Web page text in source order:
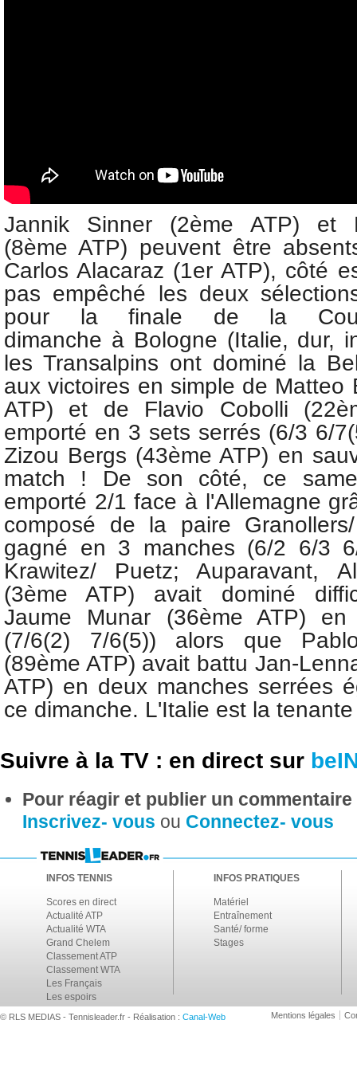
Jannik Sinner (2ème ATP) et
(8ème ATP) peuvent être
Carlos Alacaraz (1er ATP), côté
pas empêché les deux
pour la finale de la
dimanche à Bologne (Italie, dur,
les Transalpins ont dominé la
aux victoires en simple de Matteo
ATP) et de Flavio Cobolli
emporté en 3 sets serrés (6/3 6/
Zizou Bergs (43ème ATP) en
match ! De son côté, ce
emporté 2/1 face à l'Allemagne
composé de la paire
gagné en 3 manches (6/2 6/3
Krawitez/ Puetz; Auparavant,
(3ème ATP) avait dominé
Jaume Munar (36ème ATP) en
(7/6(2) 7/6(5)) alors que
(89ème ATP) avait battu Jan-
ATP) en deux manches serrées
ce dimanche. L'Italie est la
Suivre à la TV : en direct sur
Pour réagir et publier un
Inscrivez- vous ou Connectez- vous
INFOS TENNIS
Scores en direct
Actualité ATP
Actualité WTA
Grand Chelem
Classement ATP
Classement WTA
Les Français
Les espoirs
INFOS PRATIQUES
Matériel
Entraînement
Santé/ forme
Stages
© RLS MEDIAS - Tennisleader.fr - Réalisation : Canal-Web Mentions légales